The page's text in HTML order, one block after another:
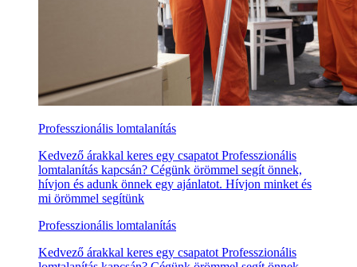
Professzionális lomtalanítás
Kedvező árakkal keres egy csapatot Professzionális
lomtalanítás kapcsán? Cégünk örömmel segít önnek,
hívjon és adunk önnek egy ajánlatot. Hívjon minket és
mi örömmel segítünk
Professzionális lomtalanítás
Kedvező árakkal keres egy csapatot Professzionális